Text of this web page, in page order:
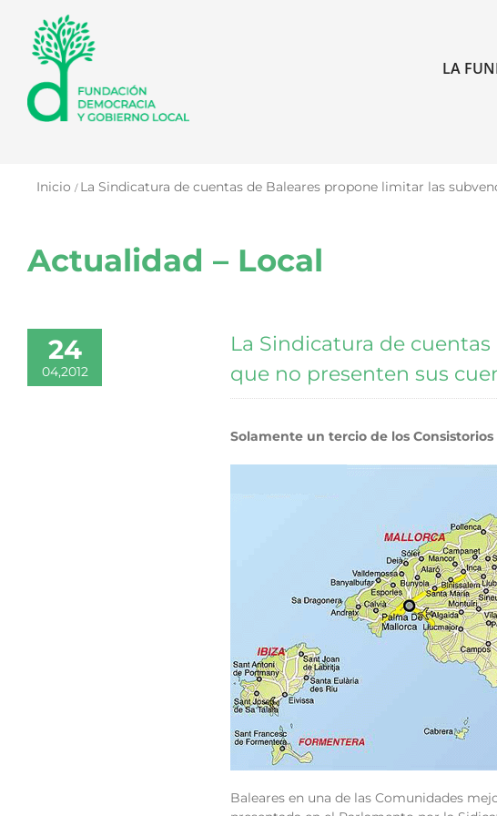
contenido
LA
Inicio La Sindicatura de cuentas de Baleares propone limitar las
Actualidad – Local
24
04,2012
La Sindicatura de
que no presenten sus
Solamente un tercio de los
Baleares en una de las Comunidades